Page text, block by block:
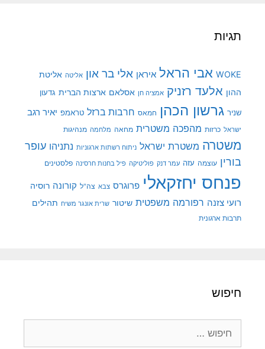
תגיות
WOKE אבי הראל איראן אלי בר און אליטה אליטת
ההון אלעד רזניק אמציה חן אסלאם ארצות הברית גדעון
שניר גרשון הכהן חמאס חרבות ברזל טראמפ יאיר רגב
ישראל כרזות מהפכה משטרית מחאה מלחמה מנהיגות
משטרה משטרת ישראל ניתוח רשתות ארגוניות נתניהו עופר
בורין עוצמה עזה עמר דנק פוליטיקה פיל בחנות חרסינה פלסטינים
פנחס יחזקאלי פרוגרס צבא צה"ל קורונה רוסיה
רועי צזנה רפורמה משפטית שיטור שרית אונגר משיח תהילים
תרבות ארגונית
חיפוש